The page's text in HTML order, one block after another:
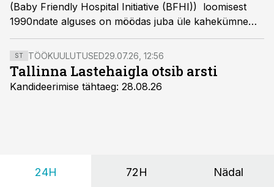
(Baby Friendly Hospital Initiative (BFHI)) loomisest
1990ndate alguses on möödas juba üle kahekümne
aasta, kuid pediaater Adik Levini elutöö neonataalse
meditsiini humaniseerimisel jätkub ka täna.
ST TÖÖKUULUTUSED29.07.26, 12:56
Tallinna Lastehaigla otsib arsti
Kandideerimise tähtaeg: 28.08.26
24H 72H Nädal